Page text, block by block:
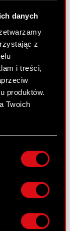
danych
z
i treści,
produktów.
Twoich
nawet
aktywnie
zbiory
badania
rok
do